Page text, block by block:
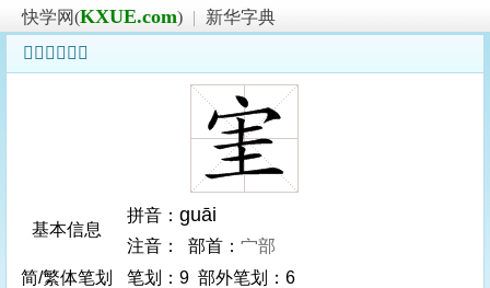
快学网(KXUE.com) |
新华字典
𡧩字基本信息
基本信息
拼音： guāi
注音： 部首： 宀部
简/繁体笔划
笔划：9 部外笔划：6